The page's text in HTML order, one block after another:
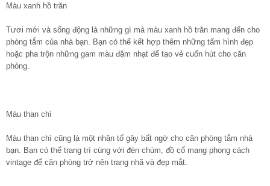
Màu xanh hồ trăn
Tươi mới và sống động là những gì mà màu xanh hồ trăn mang đến cho
phòng tắm của nhà bạn. Bạn có thể kết hợp thêm những tấm hình đẹp
hoặc pha trộn những gam màu đậm nhạt để tạo vẻ cuốn hút cho căn
phòng.
Màu than chì
Màu than chì cũng là một nhân tố gây bất ngờ cho căn phòng tắm nhà
bạn. Bạn có thể trang trí cùng với đèn chùm, đồ cổ mang phong cách
vintage để căn phòng trở nên trang nhã và đẹp mắt.